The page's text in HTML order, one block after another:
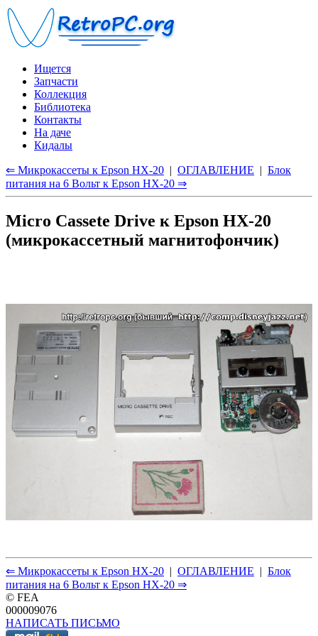
Ищется
Запчасти
Коллекция
Библиотека
Контакты
На даче
Кидалы
⇐ Микрокассеты к Epson HX-20 | ОГЛАВЛЕНИЕ | Блок
питания на 6 Вольт к Epson HX-20 ⇒
Micro Cassete Drive к Epson HX-20
(микрокассетный магнитофончик)
⇐ Микрокассеты к Epson HX-20 | ОГЛАВЛЕНИЕ | Блок
питания на 6 Вольт к Epson HX-20 ⇒
© FEA
000009076
НАПИСАТЬ ПИСЬМО